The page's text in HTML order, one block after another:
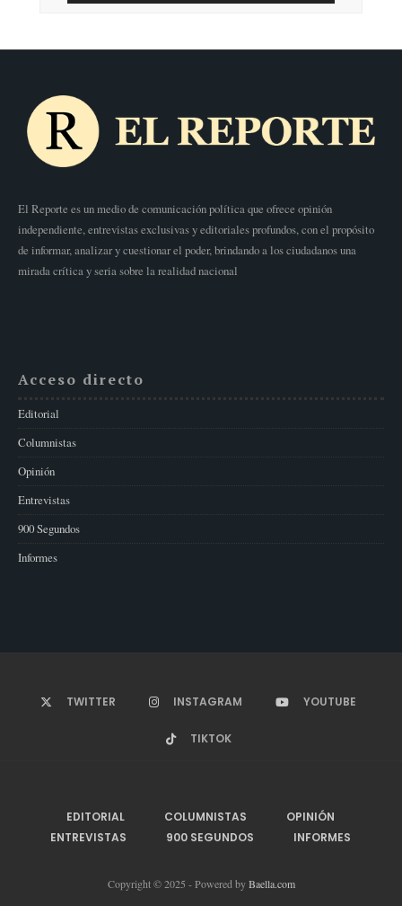
El Reporte es un medio de comunicación política que ofrece opinión
independiente, entrevistas exclusivas y editoriales profundos, con el propósito
de informar, analizar y cuestionar el poder, brindando a los ciudadanos una
mirada crítica y seria sobre la realidad nacional
Acceso directo
Editorial
Columnistas
Opinión
Entrevistas
900 Segundos
Informes
TWITTER INSTAGRAM YOUTUBE
TIKTOK
EDITORIAL COLUMNISTAS
OPINIÓN
ENTREVISTAS
900 SEGUNDOS INFORMES
Copyright © 2025 - Powered byBaella.com